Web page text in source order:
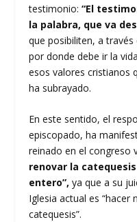
testimonio:“El
la palabra, que va
que posibiliten, a
por donde debe ir la
esos valores cristianos
ha subrayado.
En este sentido, el
episcopado, ha
reinado en el congreso
renovar la
entero”,ya que a su
Iglesia actual es “hacer
catequesis”.